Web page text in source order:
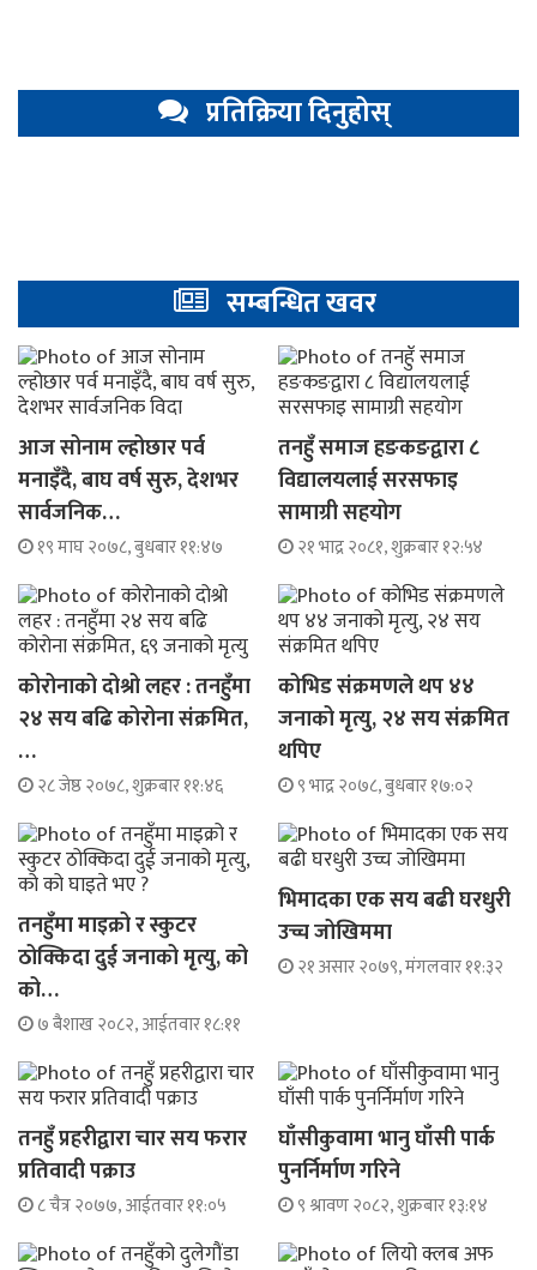
प्रतिक्रिया दिनुहोस्
सम्बन्धित खवर
आज सोनाम ल्होछार पर्व
मनाइँदै, बाघ वर्ष सुरु, देशभर
सार्वजनिक…
१९ माघ २०७८, बुधबार ११:४७
तनहुँ समाज हङकङद्वारा ८
विद्यालयलाई सरसफाइ
सामाग्री सहयोग
२१ भाद्र २०८१, शुक्रबार १२:५४
कोरोनाको दोश्रो लहर : तनहुँमा
२४ सय बढि कोरोना संक्रमित,
…
२८ जेष्ठ २०७८, शुक्रबार ११:४६
कोभिड संक्रमणले थप ४४
जनाको मृत्यु, २४ सय संक्रमित
थपिए
९ भाद्र २०७८, बुधबार १७:०२
तनहुँमा माइक्रो र स्कुटर
ठोक्किदा दुई जनाको मृत्यु, को
को…
७ बैशाख २०८२, आईतवार १८:११
भिमादका एक सय बढी घरधुरी
उच्च जोखिममा
२१ असार २०७९, मंगलवार ११:३२
तनहुँ प्रहरीद्वारा चार सय फरार
प्रतिवादी पक्राउ
८ चैत्र २०७७, आईतवार ११:०५
घाँसीकुवामा भानु घाँसी पार्क
पुनर्निर्माण गरिने
९ श्रावण २०८२, शुक्रबार १३:१४